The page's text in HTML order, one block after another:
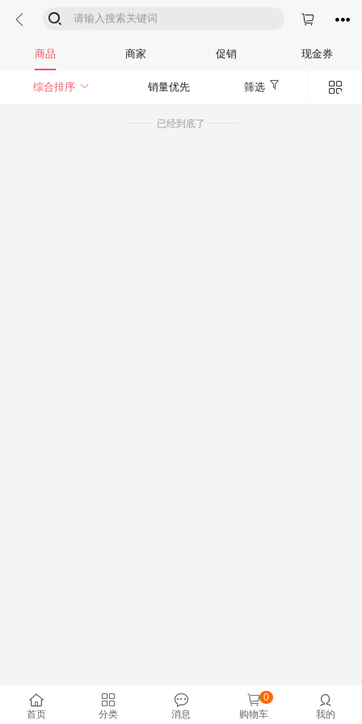
  

商品 商家 促销 现金券
综合排序  销量优先 筛选 
已经到底了

首页

分类

消息

购物车
0 
我的